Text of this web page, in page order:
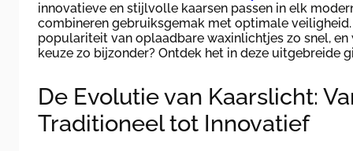
innovatieve en stijlvolle kaarsen passen in elk
combineren gebruiksgemak met optimale
populariteit van oplaadbare waxinlichtjes zo snel, en
keuze zo bijzonder? Ontdek het in deze uitgebreide
De Evolutie van Kaarslicht:
Traditioneel tot Innovatief